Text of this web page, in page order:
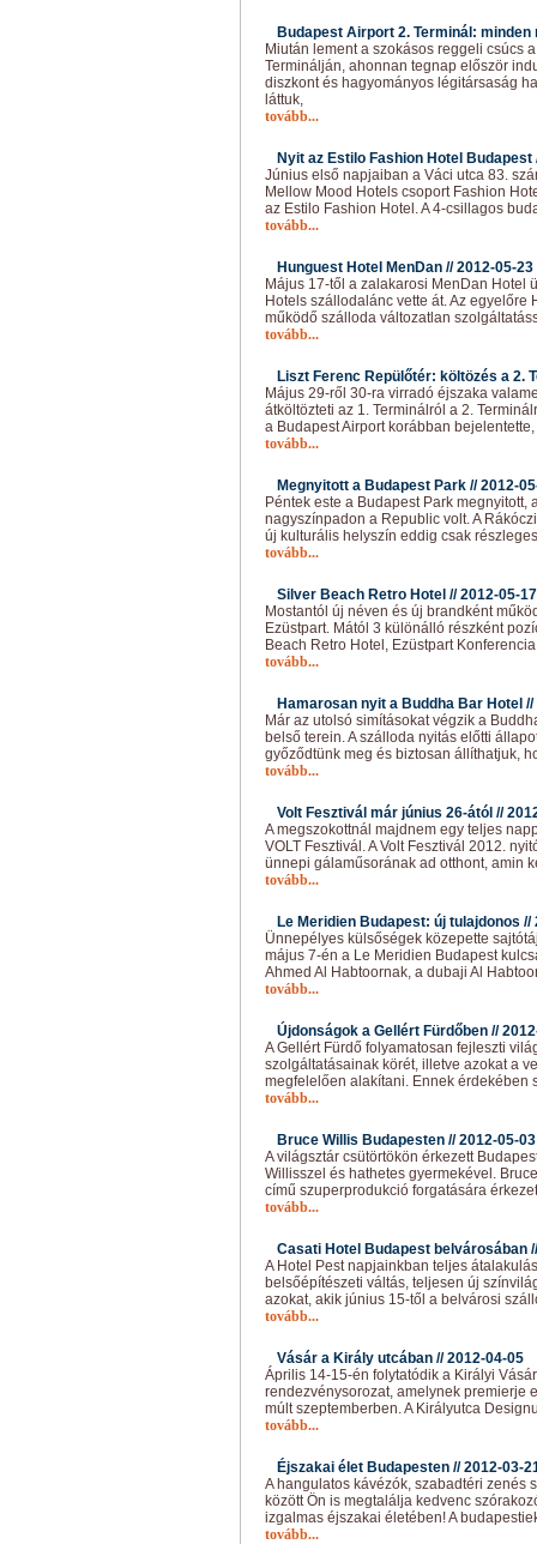
Budapest Airport 2. Terminál: minden
Miután lement a szokásos reggeli csúcs
Terminálján, ahonnan tegnap először
diszkont és hagyományos légitársaság
láttuk,
tovább...
Nyit az Estilo Fashion Hotel Budapest
Június első napjaiban a Váci utca 83.
Mellow Mood Hotels csoport Fashion
az Estilo Fashion Hotel. A 4-csillagos
tovább...
Hunguest Hotel MenDan //2012-05-23
Május 17-től a zalakarosi MenDan Hotel
Hotels szállodalánc vette át. Az
működő szálloda változatlan
tovább...
Liszt Ferenc Repülőtér: költözés a 2.
Május 29-ről 30-ra virradó éjszaka
átköltözteti az 1. Terminálról a 2.
a Budapest Airport korábban
tovább...
Megnyitott a Budapest Park //2012-
Péntek este a Budapest Park megnyitott,
nagyszínpadon a Republic volt. A
új kulturális helyszín eddig csak
tovább...
Silver Beach Retro Hotel //2012-05-17
Mostantól új néven és új brandként
Ezüstpart. Mától 3 különálló részként
Beach Retro Hotel, Ezüstpart
tovább...
Hamarosan nyit a Buddha Bar Hotel //
Már az utolsó simításokat végzik a
belső terein. A szálloda nyitás előtti
győződtünk meg és biztosan állíthatjuk,
tovább...
Volt Fesztivál már június 26-ától //
A megszokottnál majdnem egy teljes
VOLT Fesztivál. A Volt Fesztivál 2012.
ünnepi gálaműsorának ad otthont, amin
tovább...
Le Meridien Budapest: új tulajdonos //
Ünnepélyes külsőségek közepette
május 7-én a Le Meridien Budapest
Ahmed Al Habtoornak, a dubaji Al
tovább...
Újdonságok a Gellért Fürdőben //
A Gellért Fürdő folyamatosan fejleszti
szolgáltatásainak körét, illetve azokat a
megfelelően alakítani. Ennek érdekében
tovább...
Bruce Willis Budapesten //2012-05-03
A világsztár csütörtökön érkezett
Willisszel és hathetes gyermekével.
című szuperprodukció forgatására
tovább...
Casati Hotel Budapest belvárosában
A Hotel Pest napjainkban teljes
belsőépítészeti váltás, teljesen új
azokat, akik június 15-től a belvárosi
tovább...
Vásár a Király utcában //2012-04-05
Április 14-15-én folytatódik a Királyi
rendezvénysorozat, amelynek premierje
múlt szeptemberben. A Királyutca
tovább...
Éjszakai élet Budapesten //2012-03-
A hangulatos kávézók, szabadtéri zenés
között Ön is megtalálja kedvenc
izgalmas éjszakai életében! A
tovább...